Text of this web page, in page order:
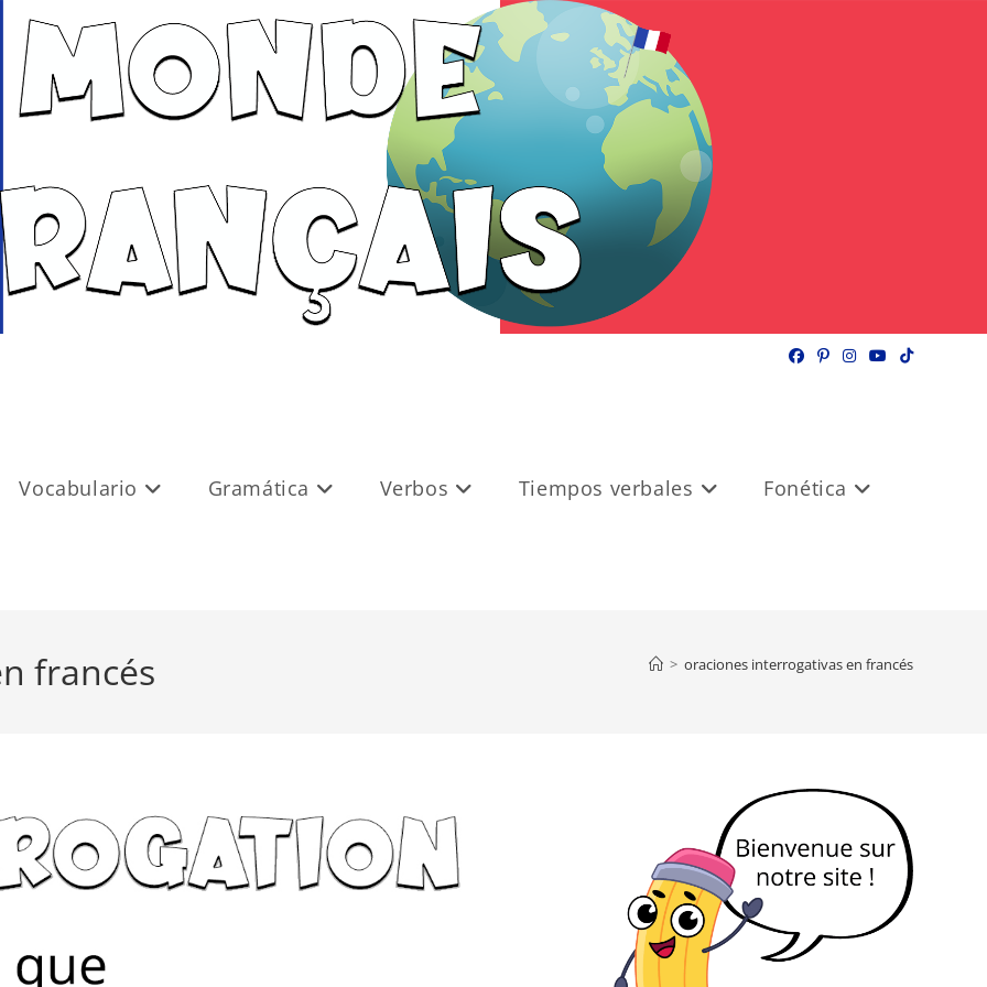
Vocabulario Gramática Verbos Tiempos verbales Fonética
francés > oraciones interrogativas en francés